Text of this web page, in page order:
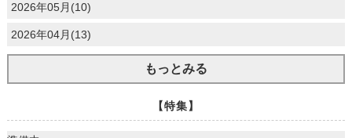
2026年05月(10)
2026年04月(13)
もっとみる
【特集】